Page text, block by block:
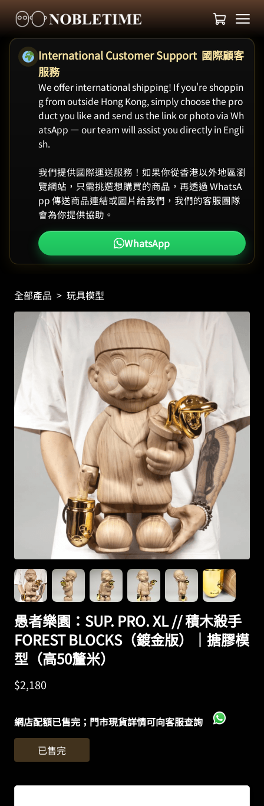
International Customer Support 國際顧客
服務
We offer international shipping! If you're shoppin
g from outside Hong Kong, simply choose the pro
duct you like and send us the link or photo via Wh
atsApp — our team will assist you directly in Engli
sh.
我們提供國際運送服務！如果你從香港以外地區瀏
覽網站，只需挑選想購買的商品，再透過 WhatsA
pp 傳送商品連結或圖片給我們，我們的客服團隊
會為你提供協助。
WhatsApp
全部產品 > 玩具模型
愚者樂園：SUP. PRO. XL // 積木殺手
FOREST BLOCKS（鍍金版）｜搪膠模
型（高50釐米）
$2,180
網店配額已售完；門市現貨詳情可向客服查詢
已售完